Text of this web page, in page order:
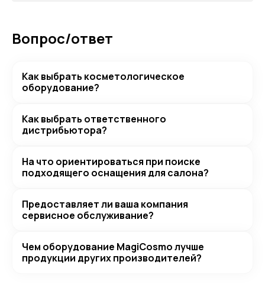
Вопрос/ответ
Как выбрать косметологическое
оборудование?
Как выбрать ответственного
дистрибьютора?
На что ориентироваться при поиске
подходящего оснащения для салона?
Предоставляет ли ваша компания
сервисное обслуживание?
Чем оборудование MagiCosmo лучше
продукции других производителей?